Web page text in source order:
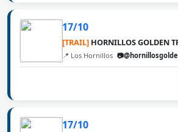
17/10
[TRAIL] HORNILLOS GOLDEN
📍 Los Hornillos
17/10